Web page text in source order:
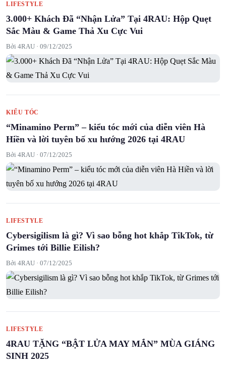
LIFESTYLE
3.000+ Khách Đã “Nhận Lửa” Tại 4RAU: Hộp Quẹt
Sắc Màu & Game Thả Xu Cực Vui
Bởi 4RAU · 09/12/2025
KIỂU TÓC
“Minamino Perm” – kiểu tóc mới của diễn viên Hà
Hiền và lời tuyên bố xu hướng 2026 tại 4RAU
Bởi 4RAU · 07/12/2025
LIFESTYLE
Cybersigilism là gì? Vì sao bỗng hot khắp TikTok, từ
Grimes tới Billie Eilish?
Bởi 4RAU · 07/12/2025
LIFESTYLE
4RAU TẶNG “BẬT LỬA MAY MẮN” MÙA GIÁNG
SINH 2025